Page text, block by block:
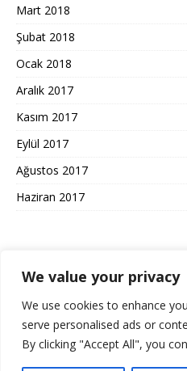
We value your privacy
We use cookies to enhance
serve personalised ads or
By clicking "Accept All", you
Mart 2018
Şubat 2018
Ocak 2018
Aralık 2017
Kasım 2017
Eylül 2017
Ağustos 2017
Haziran 2017
KULLANIM ŞARTLARI
Gizlilik Politikası ve Kullanım